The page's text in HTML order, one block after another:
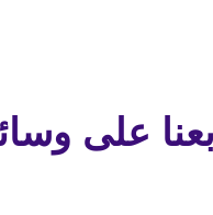
على